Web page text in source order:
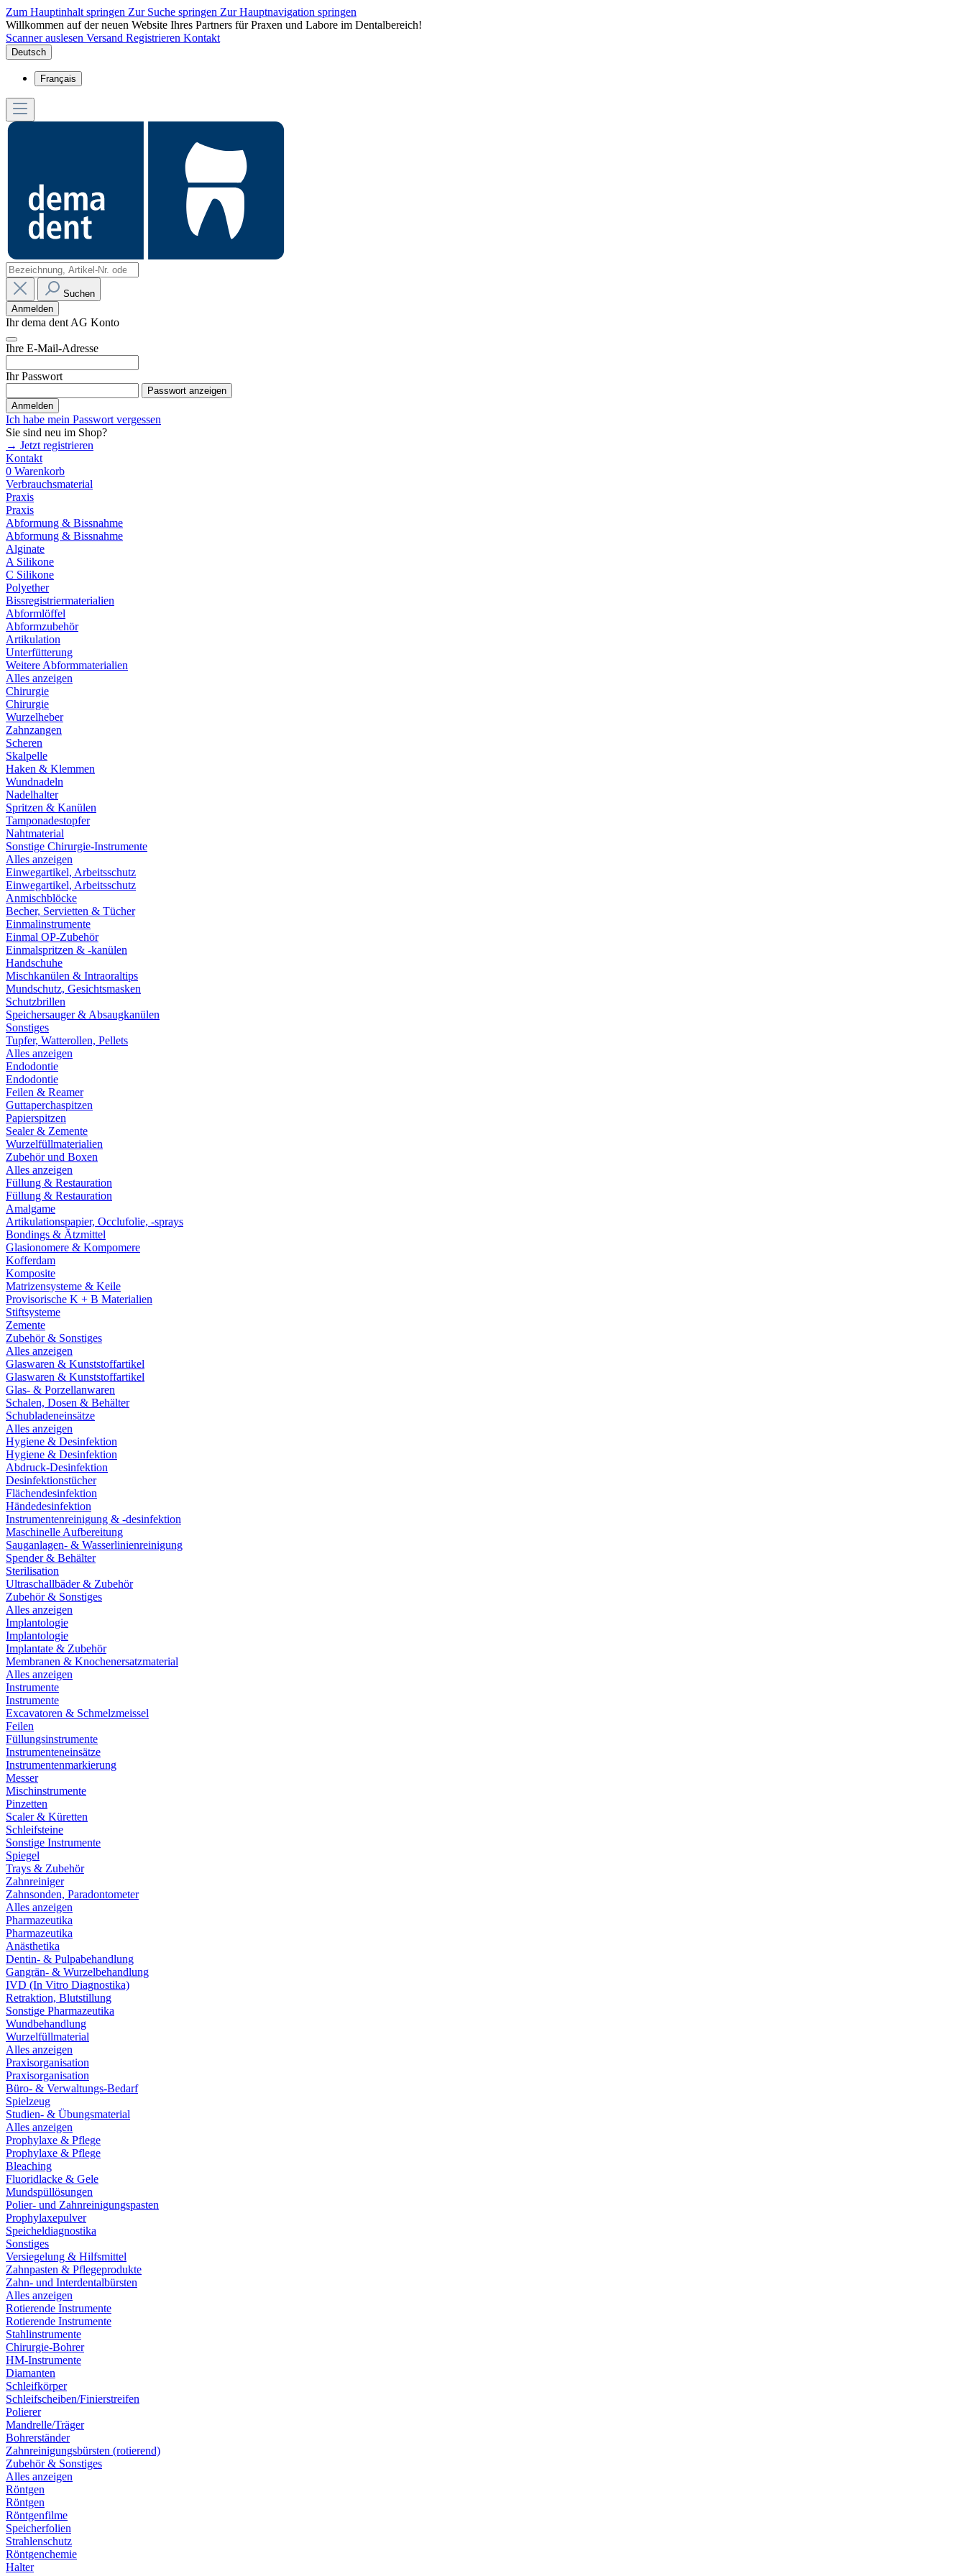
Zum Hauptinhalt springen Zur Suche springen Zur Hauptnavigation springen
Willkommen auf der neuen Website Ihres Partners für Praxen und Labore im Dentalbereich!
Scanner auslesen Versand Registrieren Kontakt
Deutsch
Français
Suchen
Anmelden
Ihr dema dent AG Konto
Ihre E-Mail-Adresse
Ihr Passwort
Passwort anzeigen
Anmelden
Ich habe mein Passwort vergessen
Sie sind neu im Shop?
→ Jetzt registrieren
Kontakt
0 Warenkorb
Verbrauchsmaterial
Praxis
Praxis
Abformung & Bissnahme
Abformung & Bissnahme
Alginate
A Silikone
C Silikone
Polyether
Bissregistriermaterialien
Abformlöffel
Abformzubehör
Artikulation
Unterfütterung
Weitere Abformmaterialien
Alles anzeigen
Chirurgie
Chirurgie
Wurzelheber
Zahnzangen
Scheren
Skalpelle
Haken & Klemmen
Wundnadeln
Nadelhalter
Spritzen & Kanülen
Tamponadestopfer
Nahtmaterial
Sonstige Chirurgie-Instrumente
Alles anzeigen
Einwegartikel, Arbeitsschutz
Einwegartikel, Arbeitsschutz
Anmischblöcke
Becher, Servietten & Tücher
Einmalinstrumente
Einmal OP-Zubehör
Einmalspritzen & -kanülen
Handschuhe
Mischkanülen & Intraoraltips
Mundschutz, Gesichtsmasken
Schutzbrillen
Speichersauger & Absaugkanülen
Sonstiges
Tupfer, Watterollen, Pellets
Alles anzeigen
Endodontie
Endodontie
Feilen & Reamer
Guttaperchaspitzen
Papierspitzen
Sealer & Zemente
Wurzelfüllmaterialien
Zubehör und Boxen
Alles anzeigen
Füllung & Restauration
Füllung & Restauration
Amalgame
Artikulationspapier, Occlufolie, -sprays
Bondings & Ätzmittel
Glasionomere & Kompomere
Kofferdam
Komposite
Matrizensysteme & Keile
Provisorische K + B Materialien
Stiftsysteme
Zemente
Zubehör & Sonstiges
Alles anzeigen
Glaswaren & Kunststoffartikel
Glaswaren & Kunststoffartikel
Glas- & Porzellanwaren
Schalen, Dosen & Behälter
Schubladeneinsätze
Alles anzeigen
Hygiene & Desinfektion
Hygiene & Desinfektion
Abdruck-Desinfektion
Desinfektionstücher
Flächendesinfektion
Händedesinfektion
Instrumentenreinigung & -desinfektion
Maschinelle Aufbereitung
Sauganlagen- & Wasserlinienreinigung
Spender & Behälter
Sterilisation
Ultraschallbäder & Zubehör
Zubehör & Sonstiges
Alles anzeigen
Implantologie
Implantologie
Implantate & Zubehör
Membranen & Knochenersatzmaterial
Alles anzeigen
Instrumente
Instrumente
Excavatoren & Schmelzmeissel
Feilen
Füllungsinstrumente
Instrumenteneinsätze
Instrumentenmarkierung
Messer
Mischinstrumente
Pinzetten
Scaler & Küretten
Schleifsteine
Sonstige Instrumente
Spiegel
Trays & Zubehör
Zahnreiniger
Zahnsonden, Paradontometer
Alles anzeigen
Pharmazeutika
Pharmazeutika
Anästhetika
Dentin- & Pulpabehandlung
Gangrän- & Wurzelbehandlung
IVD (In Vitro Diagnostika)
Retraktion, Blutstillung
Sonstige Pharmazeutika
Wundbehandlung
Wurzelfüllmaterial
Alles anzeigen
Praxisorganisation
Praxisorganisation
Büro- & Verwaltungs-Bedarf
Spielzeug
Studien- & Übungsmaterial
Alles anzeigen
Prophylaxe & Pflege
Prophylaxe & Pflege
Bleaching
Fluoridlacke & Gele
Mundspüllösungen
Polier- und Zahnreinigungspasten
Prophylaxepulver
Speicheldiagnostika
Sonstiges
Versiegelung & Hilfsmittel
Zahnpasten & Pflegeprodukte
Zahn- und Interdentalbürsten
Alles anzeigen
Rotierende Instrumente
Rotierende Instrumente
Stahlinstrumente
Chirurgie-Bohrer
HM-Instrumente
Diamanten
Schleifkörper
Schleifscheiben/Finierstreifen
Polierer
Mandrelle/Träger
Bohrerständer
Zahnreinigungsbürsten (rotierend)
Zubehör & Sonstiges
Alles anzeigen
Röntgen
Röntgen
Röntgenfilme
Speicherfolien
Strahlenschutz
Röntgenchemie
Halter